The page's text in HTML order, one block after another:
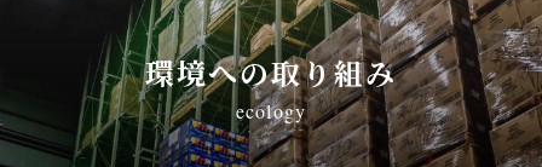
環境への取り組み
ecology